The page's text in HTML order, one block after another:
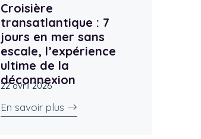
Croisière
transatlantique : 7
jours en mer sans
escale, l’expérience
ultime de la
déconnexion
22 avril 2026
En savoir plus